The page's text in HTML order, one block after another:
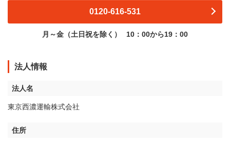
0120-616-531
月～金（土日祝を除く） 10：00から19：00
法人情報
法人名
東京西濃運輸株式会社
住所